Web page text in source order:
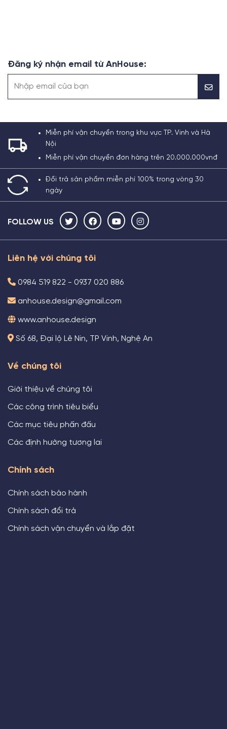
Đăng ký nhận email từ AnHouse:
Miễn phí vận chuyển trong khu vực TP. Vinh và Hà
Nội
Miễn phí vận chuyển đơn hàng trên 20.000.000vnđ
Đổi trả sản phẩm miễn phí 100% trong vòng 30
ngày
FOLLOW US
Liên hệ với chúng tôi
0984 519 822 - 0937 020 886
anhouse.design@gmail.com
www.anhouse.design
Số 68, Đại lộ Lê Nin, TP Vinh, Nghệ An
Về chúng tôi
Giới thiệu về chúng tôi
Các công trình tiêu biểu
Các mục tiêu phấn đấu
Các định hướng tương lai
Chính sách
Chính sách bảo hành
Chính sách đổi trả
Chính sách vận chuyển và lắp đặt